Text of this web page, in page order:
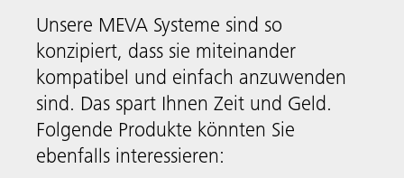
Sicherheitssysteme um Ihr nächstes
Bauprojekt so einfach wie möglich zu
gestalten.